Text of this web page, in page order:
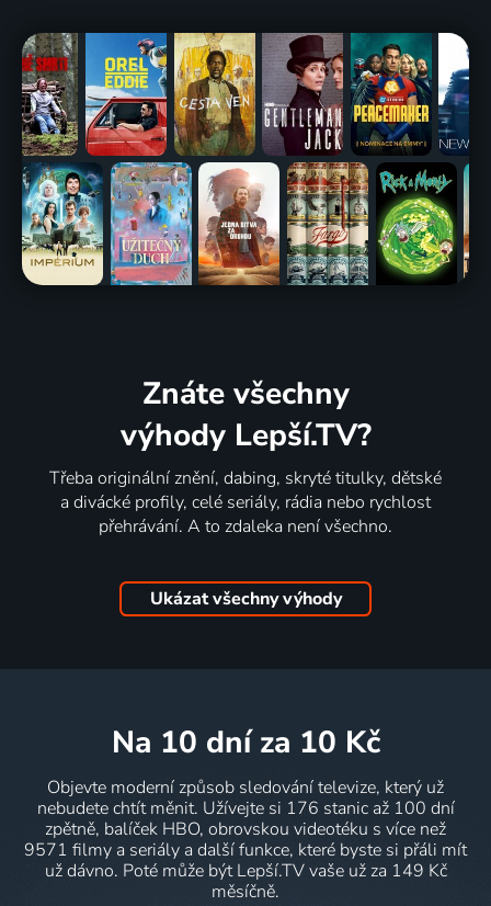
Znáte všechny
výhody Lepší.TV?
Třeba originální znění, dabing, skryté titulky, dětské
a divácké profily, celé seriály, rádia nebo rychlost
přehrávání. A to zdaleka není všechno.
Ukázat všechny výhody
na 10 dní za 10 Kč
Objevte moderní způsob sledování televize, který už
nebudete chtít měnit. Užívejte si 176 stanic až 100 dní
zpětně, balíček HBO, obrovskou videotéku s více než
9571 filmy a seriály a další funkce, které byste si přáli mít
už dávno. Poté může být Lepší.TV vaše už za 149 Kč
měsíčně.